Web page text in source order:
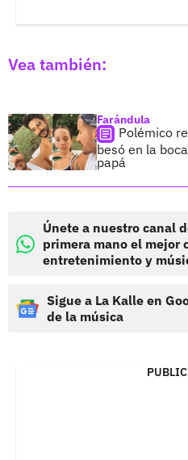
Vea también:
Farándula
Polémico
besó en la
papá
Únete a nuestro canal
primera mano el mejor
entretenimiento y
Sigue a La Kalle en
de la música